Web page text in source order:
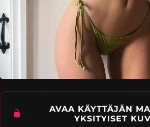
AVAA KÄYTTÄJÄN
YKSITYISET